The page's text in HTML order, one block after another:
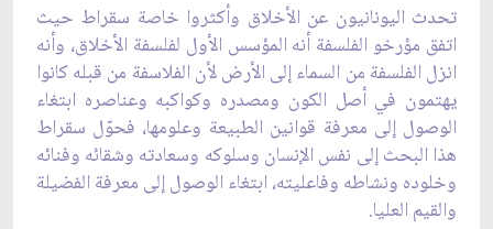
تحدث اليونانيون عن الأخلاق وأكثروا خاصة سقراط حيث
اتفق مؤرخو الفلسفة أنه المؤسس الأول لفلسفة الأخلاق، وأنه
انزل الفلسفة من السماء إلى الأرض لأن الفلاسفة من قبله كانوا
يهتمون في أصل الكون ومصدره وكواكبه وعناصره ابتغاء
الوصول إلى معرفة قوانين الطبيعة وعلومها، فحوّل سقراط
هذا البحث إلى نفس الإنسان وسلوكه وسعادته وشقائه وفنائه
وخلوده ونشاطه وفاعليته، ابتغاء الوصول إلى معرفة الفضيلة
والقيم العليا.